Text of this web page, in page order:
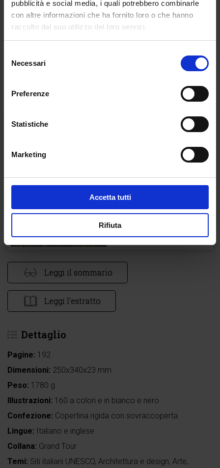
pubblicità e social media, i quali potrebbero combinarle
con altre informazioni che ha fornito loro o che hanno
raccolto dal suo utilizzo dei loro servizi.
delNecessari
Preferenze
Statistiche
Marketing
Accetta tutti
Rifiuta
Recensioni
(Click here to login and review this product)
Leggi il sommario
Leggi l'estratto
Dettaglio
Pagine: 192
Dimensioni: 250x340x23 mm
Peso: 1780 g
Illustrazioni: 160 a colori e in bianco e nero
Confezione: Copertina rigida con sovraccoperta
Lingue: Italiano e inglese
Collana: Grand Tour
Temi: Siti italiani UNESCO, Architettura e design, Arte,